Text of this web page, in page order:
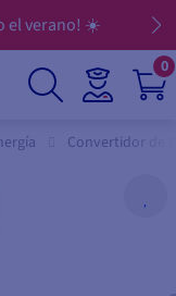
el verano! ☀️
0
Convertidor de